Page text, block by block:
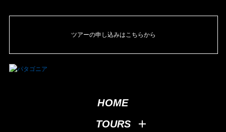
ツアーの申し込みはこちらから
HOME
TOURS